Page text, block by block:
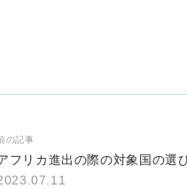
の記事
フリカ進出の際の対象国の選